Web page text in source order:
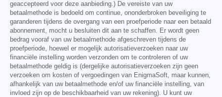
geaccepteerd voor deze aanbieding.) De vereiste van uw
betaalmethode is bedoeld om continue, ononderbroken beveiliging te
garanderen tijdens de overgang van een proefperiode naar een betaald
abonnement, mocht u besluiten dit aan te schaffen. Er wordt geen
bedrag vooraf van uw betaalmethode afgeschreven tijdens de
proefperiode, hoewel er mogelijk autorisatieverzoeken naar uw
financiële instelling worden verzonden om te controleren of uw
betaalmethode geldig is (dergelijke autorisatieverzoeken zijn geen
verzoeken om kosten of vergoedingen van EnigmaSoft, maar kunnen,
afhankelijk van uw betaalmethode en/of uw financiële instelling, van
invloed zijn op de beschikbaarheid van uw rekening). U kunt uw